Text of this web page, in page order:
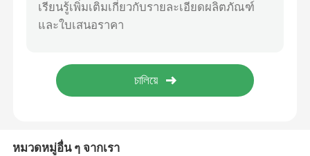
เทปกาวแบบถอดได้
เทปกาวกาวไวต่อแรงกด
สต๊อกกาวละลายร้อน
หมวดหมู่อื่น ๆ จากเรา